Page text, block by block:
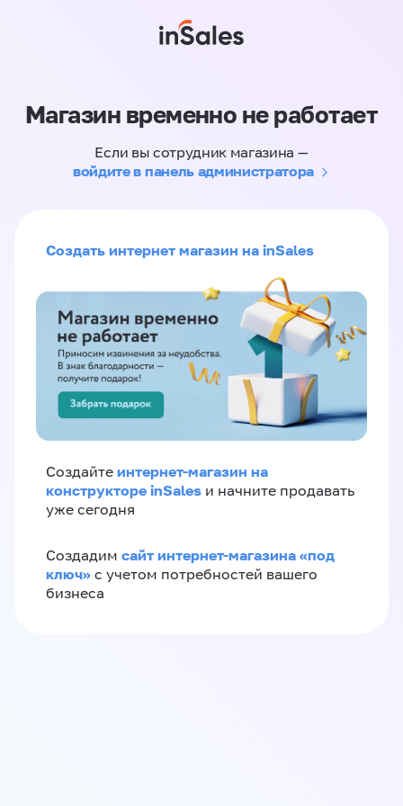
Магазин временно не работает
Если вы сотрудник магазина —
войдите в панель администратора
Создать интернет магазин на inSales
Создайте интернет-магазин на
конструкторе inSales и начните продавать
уже сегодня
Создадим сайт интернет-магазина «под
ключ» с учетом потребностей вашего
бизнеса